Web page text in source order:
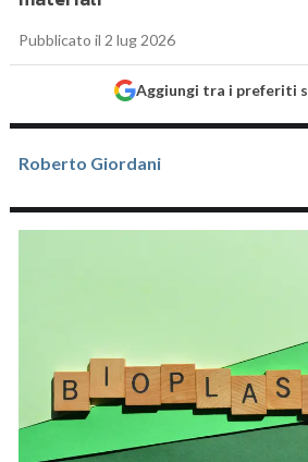
Pubblicato il 2 lug 2026
Aggiungi tra i preferiti
Roberto Giordani